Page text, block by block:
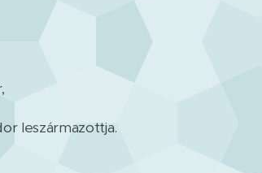
leszármazottja.